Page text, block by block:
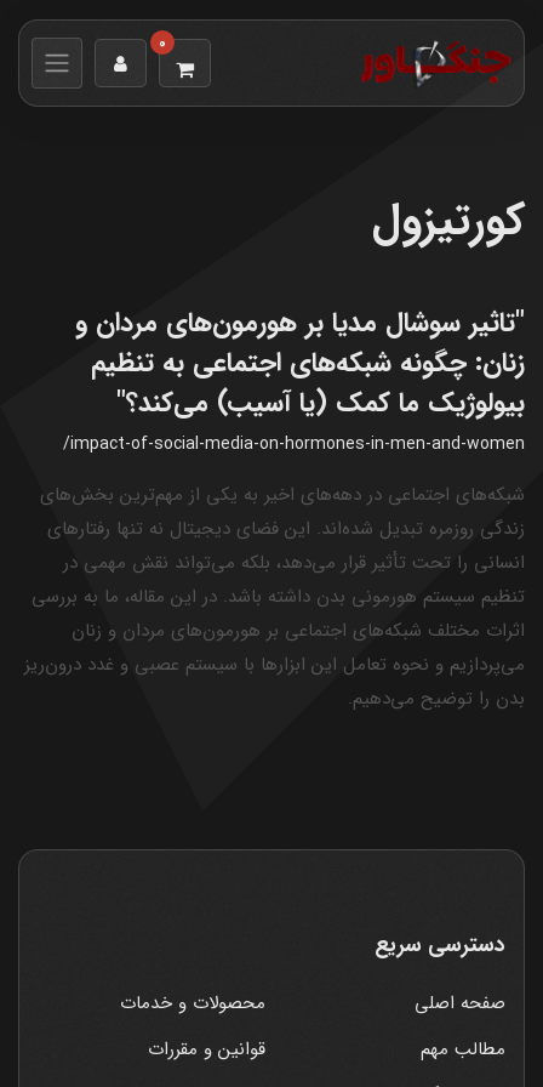
0
کورتیزول
"تاثیر سوشال مدیا بر هورمون‌های مردان و
زنان: چگونه شبکه‌های اجتماعی به تنظیم
بیولوژیک ما کمک (یا آسیب) می‌کند؟"
/impact-of-social-media-on-hormones-in-men-and-women
شبکه‌های اجتماعی در دهه‌های اخیر به یکی از مهم‌ترین بخش‌های
زندگی روزمره تبدیل شده‌اند. این فضای دیجیتال نه تنها رفتارهای
انسانی را تحت تأثیر قرار می‌دهد، بلکه می‌تواند نقش مهمی در
تنظیم سیستم هورمونی بدن داشته باشد. در این مقاله، ما به بررسی
اثرات مختلف شبکه‌های اجتماعی بر هورمون‌های مردان و زنان
می‌پردازیم و نحوه تعامل این ابزارها با سیستم عصبی و غدد درون‌ریز
بدن را توضیح می‌دهیم.
دسترسی سریع
صفحه اصلی
محصولات و خدمات
مطالب مهم
قوانین و مقررات